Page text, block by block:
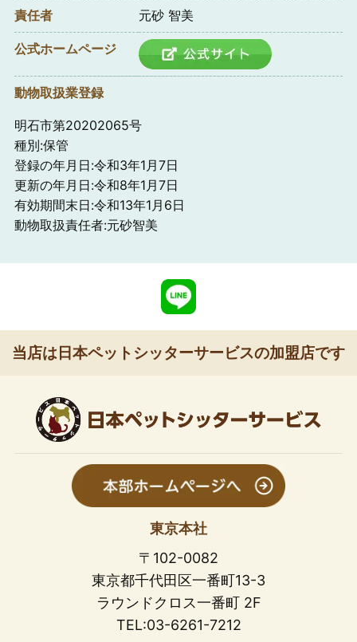
責任者 元砂 智美
公式ホームページ
動物取扱業登録
明石市第20202065号
種別:保管
登録の年月日:令和3年1月7日
更新の年月日:令和8年1月7日
有効期間末日:令和13年1月6日
動物取扱責任者:元砂智美
当店は日本ペットシッターサービスの加盟店です
東京本社
〒102-0082
東京都千代田区一番町13-3
ラウンドクロス一番町 2F
TEL:03-6261-7212